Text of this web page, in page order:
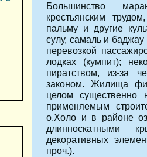
Большинство
крестьянским
пальму и другие
сулу, самаль и
перевозкой
лодках (кумпит);
пиратством, из-за
законом. Жилища
целом
применяемым
о.Холо и в районе
декоративных
проч.).